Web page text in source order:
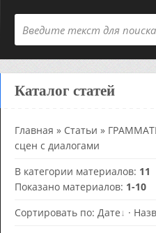
Каталог статей
Главная » Статьи »
сцен с диалогами
В категории материалов: 11
Показано материалов: 1-10
Сортировать по: Дате ·